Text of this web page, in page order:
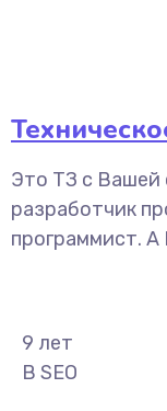
Это ТЗ с Вашей
разработчик
программист. А
9 лет
В SEO